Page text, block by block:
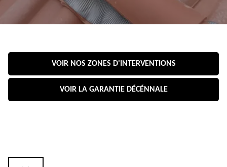
VOIR NOS ZONES D'INTERVENTIONS
VOIR LA GARANTIE DÉCÉNNALE